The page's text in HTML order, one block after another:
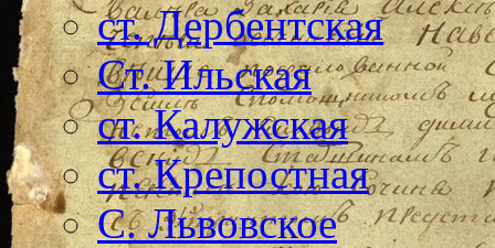
ст. Дербентская
Ст. Ильская
ст. Калужская
ст. Крепостная
С. Львовское